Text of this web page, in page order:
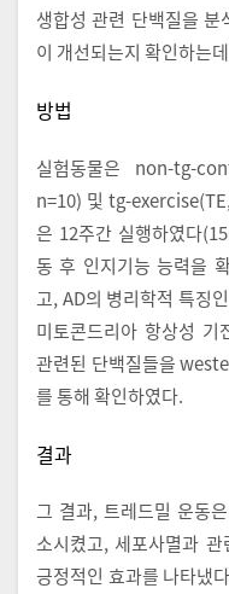
생합성 관련 단백질을
이 개선되는지 확인하는
방법
실험동물은 non-tg-
n=10) 및 tg-
은 12주간 실행하였다
동 후 인지기능 능력을
고, AD의 병리학적 특징
미토콘드리아 항상성 기
관련된 단백질들을
를 통해 확인하였다.
결과
그 결과, 트레드밀 운동
소시켰고, 세포사멸과
긍정적인 효과를 나타냈